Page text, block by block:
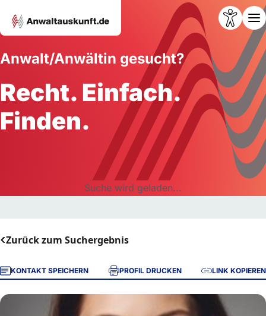
Anwalt/Anwältin gesucht?
Recht. Einfach.
Finden.
Suche wird geladen...
Zurück zum Suchergebnis
KONTAKT SPEICHERN PROFIL DRUCKEN LINK KOPIEREN